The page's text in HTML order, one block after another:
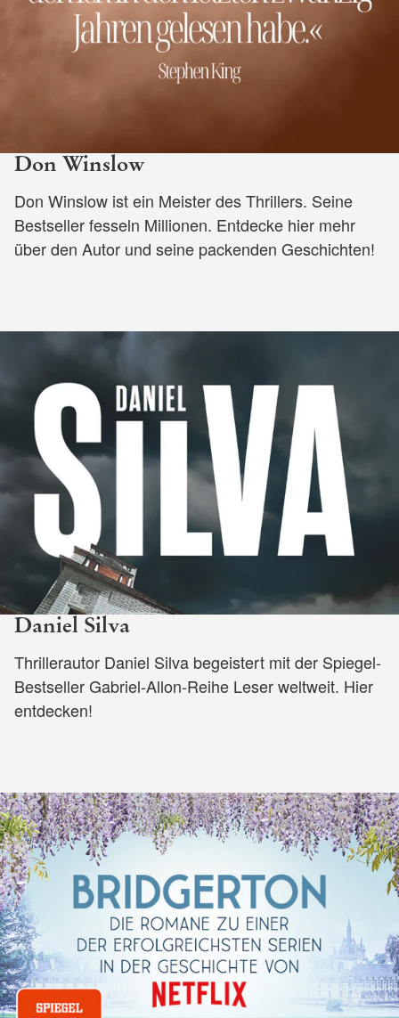
Don Winslow
Don Winslow ist ein Meister des Thrillers. Seine
Bestseller fesseln Millionen. Entdecke hier mehr
über den Autor und seine packenden Geschichten!
Daniel Silva
Thrillerautor Daniel Silva begeistert mit der Spiegel-
Bestseller Gabriel-Allon-Reihe Leser weltweit. Hier
entdecken!